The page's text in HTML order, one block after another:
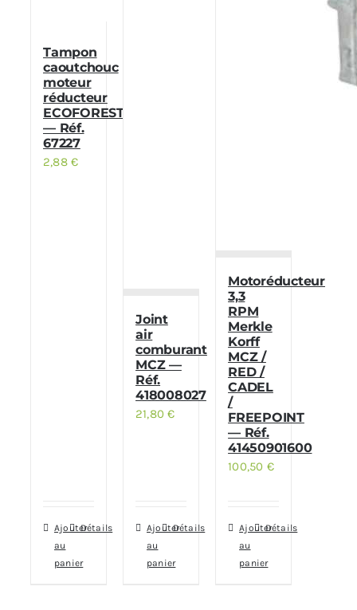
Tampon
caoutchouc
moteur
réducteur
ECOFOREST
— Réf.
67227
2,88€
Ajouter
au
panier
Détails
Joint
air
comburant
MCZ —
Réf.
418008027
21,80€
Ajouter
au
panier
Détails
Motoréducteur
3,3
RPM
Merkle
Korff
MCZ /
RED /
CADEL
/
FREEPOINT
— Réf.
41450901600
100,50 €
Ajouter
au
panier
Détails